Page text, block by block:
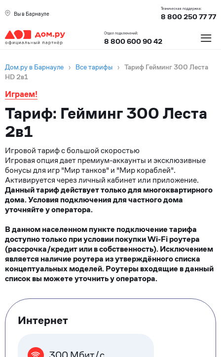
Вы в Барнауле
Техническая поддержка:
8 800 250 77 77
Отдел подключений:
8 800 600 90 42 ≡
Дом.ру в Барнауле › Все тарифы › Тариф Гейминг 300 Леста
HD 2в1
Играем!
Тариф: Гейминг 300 Леста
2в1
Игровой тариф с большой скоростью
Игровая опция дает премиум-аккаунты и эксклюзивные
бонусы для игр "Мир танков" и "Мир кораблей".
Активируется через личный кабинет или приложение.
Данный тариф действует только для многоквартирного
дома. Условия подключения для частного дома
уточняйте у оператора.
В данном населенном пункте подключение тарифа
доступно только при условии покупки Wi-Fi роутера
(рассрочка/кредит или в собственность). Исключением
является наличие роутера из утверждённого списка
концептуальных моделей. Роутеры входящие в данный
список вы можете уточнить у оператора.
Тарифные
опции
Интернет